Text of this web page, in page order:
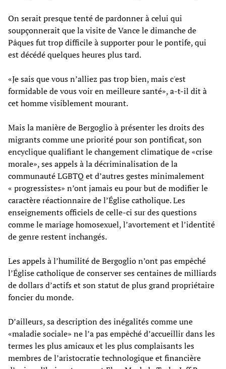
On serait presque tenté de pardonner à celui qui
soupçonnerait que la visite de Vance le dimanche de
Pâques fut trop difficile à supporter pour le pontife, qui
est décédé quelques heures plus tard.
«Je sais que vous n’alliez pas trop bien, mais c'est
formidable de vous voir en meilleure santé», a-t-il dit à
cet homme visiblement mourant.
Mais la manière de Bergoglio à présenter les droits des
migrants comme une priorité pour son pontificat, son
encyclique qualifiant le changement climatique de «crise
morale», ses appels à la décriminalisation de la
communauté LGBTQ et d’autres gestes minimalement
« progressistes» n’ont jamais eu pour but de modifier le
caractère réactionnaire de l’Église catholique. Les
enseignements officiels de celle-ci sur des questions
comme le mariage homosexuel, l’avortement et l’identité
de genre restent inchangés.
Les appels à l’humilité de Bergoglio n’ont pas empêché
l’Église catholique de conserver ses centaines de milliards
de dollars d’actifs et son statut de plus grand propriétaire
foncier du monde.
D’ailleurs, sa description des inégalités comme une
«maladie sociale» ne l’a pas empêché d’accueillir dans les
termes les plus amicaux et les plus complaisants les
membres de l’aristocratie technologique et financière